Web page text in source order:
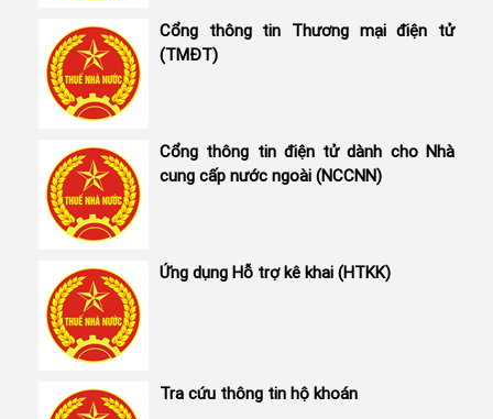
Cổng thông tin Thương mại điện tử
(TMĐT)
Cổng thông tin điện tử dành cho Nhà
cung cấp nước ngoài (NCCNN)
Ứng dụng Hỗ trợ kê khai (HTKK)
Tra cứu thông tin hộ khoán